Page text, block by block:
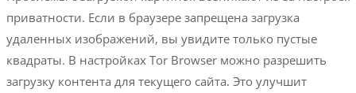
приватности. Если в браузере запрещена загрузка
удаленных изображений, вы увидите только пустые
квадраты. В настройках Tor Browser можно разрешить
загрузку контента для текущего сайта. Это улучшит